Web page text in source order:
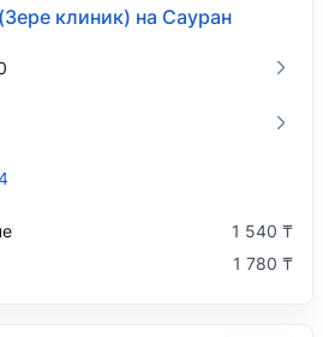
клиник) на Сауран
1 540 ₸
1 780 ₸